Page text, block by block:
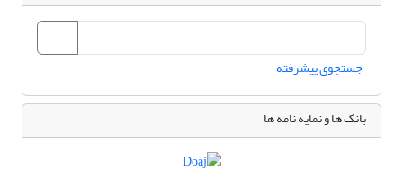
جستجوی پیشرفته
بانک ها و نمایه نامه ها